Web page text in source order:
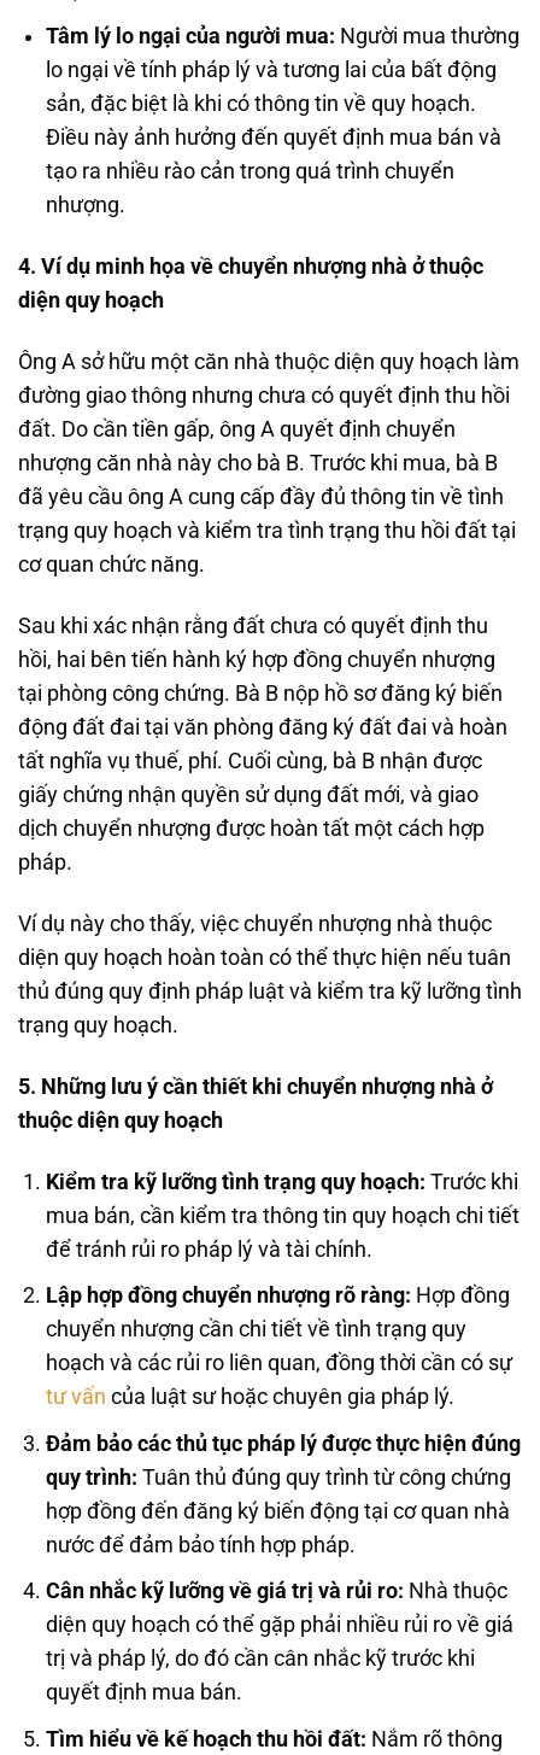
Tâm lý lo ngại của người mua: Người mua thường
lo ngại về tính pháp lý và tương lai của bất động
sản, đặc biệt là khi có thông tin về quy hoạch.
Điều này ảnh hưởng đến quyết định mua bán và
tạo ra nhiều rào cản trong quá trình chuyển
nhượng.
4. Ví dụ minh họa về chuyển nhượng nhà ở thuộc
diện quy hoạch
Ông A sở hữu một căn nhà thuộc diện quy hoạch làm
đường giao thông nhưng chưa có quyết định thu hồi
đất. Do cần tiền gấp, ông A quyết định chuyển
nhượng căn nhà này cho bà B. Trước khi mua, bà B
đã yêu cầu ông A cung cấp đầy đủ thông tin về tình
trạng quy hoạch và kiểm tra tình trạng thu hồi đất tại
cơ quan chức năng.
Sau khi xác nhận rằng đất chưa có quyết định thu
hồi, hai bên tiến hành ký hợp đồng chuyển nhượng
tại phòng công chứng. Bà B nộp hồ sơ đăng ký biến
động đất đai tại văn phòng đăng ký đất đai và hoàn
tất nghĩa vụ thuế, phí. Cuối cùng, bà B nhận được
giấy chứng nhận quyền sử dụng đất mới, và giao
dịch chuyển nhượng được hoàn tất một cách hợp
pháp.
Ví dụ này cho thấy, việc chuyển nhượng nhà thuộc
diện quy hoạch hoàn toàn có thể thực hiện nếu tuân
thủ đúng quy định pháp luật và kiểm tra kỹ lưỡng tình
trạng quy hoạch.
5. Những lưu ý cần thiết khi chuyển nhượng nhà ở
thuộc diện quy hoạch
Kiểm tra kỹ lưỡng tình trạng quy hoạch: Trước khi
mua bán, cần kiểm tra thông tin quy hoạch chi tiết
để tránh rủi ro pháp lý và tài chính.
Lập hợp đồng chuyển nhượng rõ ràng: Hợp đồng
chuyển nhượng cần chi tiết về tình trạng quy
hoạch và các rủi ro liên quan, đồng thời cần có sự
tư vấn của luật sư hoặc chuyên gia pháp lý.
Đảm bảo các thủ tục pháp lý được thực hiện đúng
quy trình: Tuân thủ đúng quy trình từ công chứng
hợp đồng đến đăng ký biến động tại cơ quan nhà
nước để đảm bảo tính hợp pháp.
Cân nhắc kỹ lưỡng về giá trị và rủi ro: Nhà thuộc
diện quy hoạch có thể gặp phải nhiều rủi ro về giá
trị và pháp lý, do đó cần cân nhắc kỹ trước khi
quyết định mua bán.
Tìm hiểu về kế hoạch thu hồi đất: Nắm rõ thông